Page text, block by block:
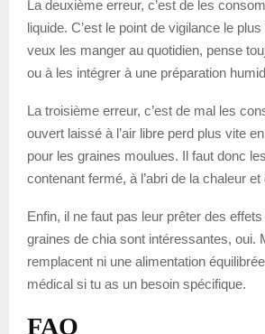
La deuxième erreur, c’est de les
liquide. C’est le point de vigilance le
veux les manger au quotidien, pense
ou à les intégrer à une préparation
La troisième erreur, c’est de mal les
ouvert laissé à l’air libre perd plus vite
pour les graines moulues. Il faut donc
contenant fermé, à l’abri de la chaleur
Enfin, il ne faut pas leur prêter des
graines de chia sont intéressantes, oui.
remplacent ni une alimentation
médical si tu as un besoin spécifique.
FAQ